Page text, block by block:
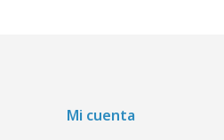
Mi cuenta